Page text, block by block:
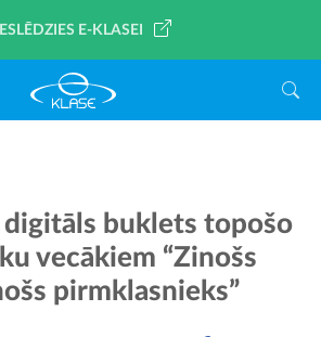
E-KLASEI
digitāls buklets topošo
vecākiem “Zinošs
pirmklasnieks”